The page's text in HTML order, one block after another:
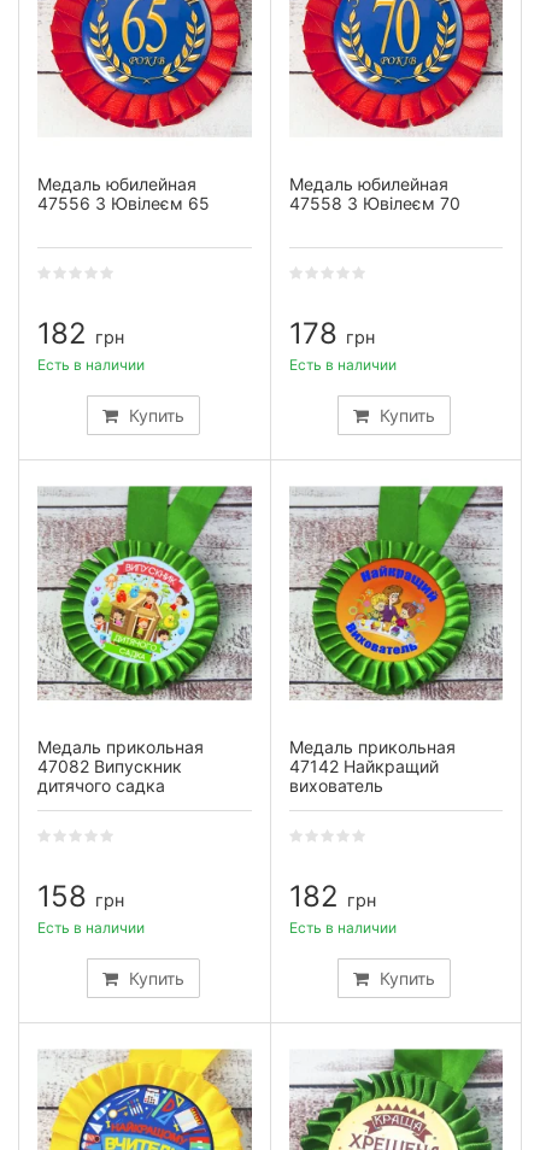
Медаль юбилейная
47556 З Ювілеєм 65
182 грн
Купить
Есть в наличии
Медаль юбилейная
47558 З Ювілеєм 70
178 грн
Купить
Есть в наличии
Медаль прикольная
47082 Випускник
дитячого садка
158 грн
Купить
Есть в наличии
Медаль прикольная
47142 Найкращий
вихователь
182 грн
Купить
Есть в наличии